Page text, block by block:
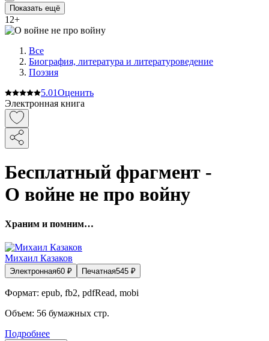
Показать ещё
12+
Все
Биография, литература и литературоведение
Поэзия
5.01Оценить
Электронная книга
Бесплатный фрагмент -
О войне не про войну
Храним и помним…
Михаил Казаков
Электронная60 ₽ Печатная545 ₽
Формат: epub, fb2, pdfRead, mobi
Объем: 56 бумажных стр.
Подробнее